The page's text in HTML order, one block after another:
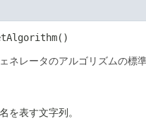
()
ネレータのアルゴリズムの標
を表す文字列。